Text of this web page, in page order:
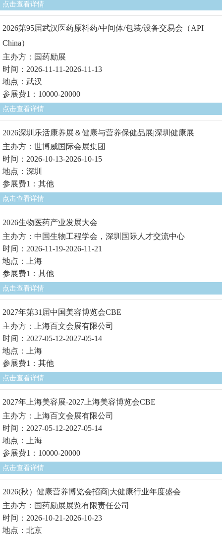
点击查看详情
2026第95届武汉医药原料药/中间体/包装/设备交易会（API
China）
主办方：国药励展
时间：2026-11-11-2026-11-13
地点：武汉
参展费1：10000-20000
点击查看详情
2026深圳乐活康养展＆健康与营养保健品展|深圳健康展
主办方：世博威国际会展集团
时间：2026-10-13-2026-10-15
地点：深圳
参展费1：其他
点击查看详情
2026生物医药产业发展大会
主办方：中国生物工程学会，深圳国际人才交流中心
时间：2026-11-19-2026-11-21
地点：上海
参展费1：其他
点击查看详情
2027年第31届中国美容博览会CBE
主办方：上海百文会展有限公司
时间：2027-05-12-2027-05-14
地点：上海
参展费1：其他
点击查看详情
2027年上海美容展-2027上海美容博览会CBE
主办方：上海百文会展有限公司
时间：2027-05-12-2027-05-14
地点：上海
参展费1：10000-20000
点击查看详情
2026(秋）健康营养博览会招商|大健康行业年度盛会
主办方：国药励展展览有限责任公司
时间：2026-10-21-2026-10-23
地点：北京